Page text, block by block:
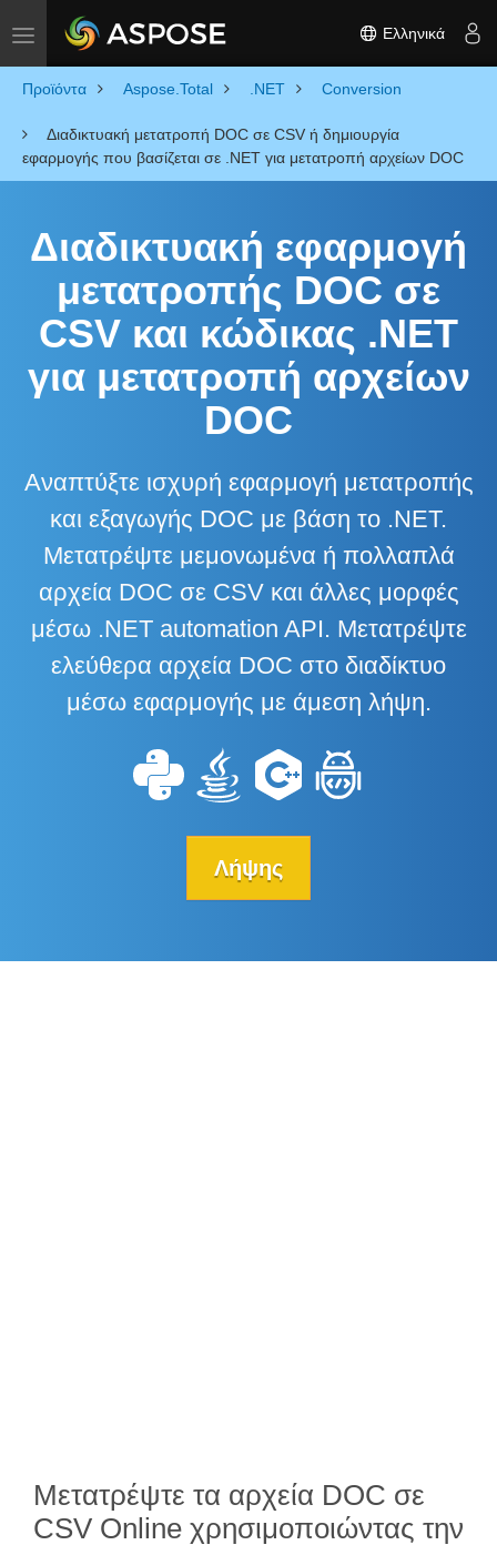
Toggle navigation Ελληνικά
Προϊόντα Aspose.Total .NET Conversion
Διαδικτυακή μετατροπή DOC σε CSV ή δημιουργία
εφαρμογής που βασίζεται σε .NET για μετατροπή αρχείων DOC
Διαδικτυακή εφαρμογή
μετατροπής DOC σε
CSV και κώδικας .NET
για μετατροπή αρχείων
DOC
Αναπτύξτε ισχυρή εφαρμογή μετατροπής
και εξαγωγής DOC με βάση το .NET.
Μετατρέψτε μεμονωμένα ή πολλαπλά
αρχεία DOC σε CSV και άλλες μορφές
μέσω .NET automation API. Μετατρέψτε
ελεύθερα αρχεία DOC στο διαδίκτυο
μέσω εφαρμογής με άμεση λήψη.
Λήψης
Μετατρέψτε τα αρχεία DOC σε
CSV Online χρησιμοποιώντας την